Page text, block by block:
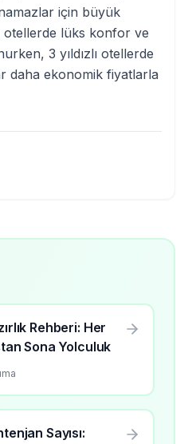
için büyük
otellerde lüks konfor ve
3 yıldızlı otellerde
daha ekonomik fiyatlarla
Rehberi: Her
Sona Yolculuk
Sayısı: